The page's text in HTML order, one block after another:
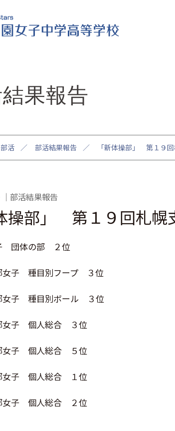
果報告
部活 ／ 部活結果報告 ／ 「新体操部」 第１９
部活結果報告
操部」 第１９回札幌
団体の部 ２位
女子 種目別フープ ３位
女子 種目別ボール ３位
女子 個人総合 ３位
女子 個人総合 ５位
女子 個人総合 １位
女子 個人総合 ２位